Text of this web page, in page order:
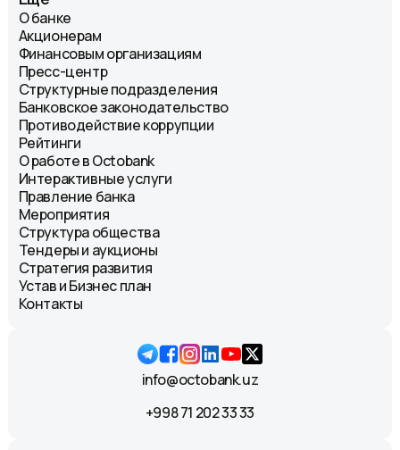
О банке
Акционерам
Финансовым организациям
Пресс-центр
Структурные подразделения
Банковское законодательство
Противодействие коррупции
Рейтинги
О работе в Octobank
Интерактивные услуги
Правление банка
Мероприятия
Структура общества
Тендеры и аукционы
Стратегия развития
Устав и Бизнес план
Контакты
info@octobank.uz
+998 71 202 33 33